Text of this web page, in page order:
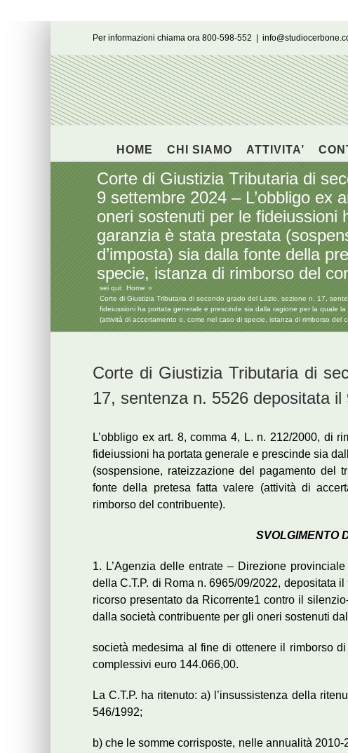
Per informazioni chiama ora 800-598-552
HOME CHI SIAMO ATTIVITA’
Corte di Giustizia Tributaria di
9 settembre 2024 – L’obbligo ex
oneri sostenuti per le fideiussioni
garanzia è stata prestata
d’imposta) sia dalla fonte della
specie, istanza di rimborso del
sei qui: Home
Corte di Giustizia Tributaria di secondo grado del Lazio, sezione n. 17,
fideiussioni ha portata generale e prescinde sia dalla ragione per la quale
(attività di accertamento o, come nel caso di specie, istanza di rimborso del
Corte di Giustizia Tributaria di
17, sentenza n. 5526 depositata
L’obbligo ex art. 8, comma 4, L. n. 212/2000, di
fideiussioni ha portata generale e prescinde sia
(sospensione, rateizzazione del pagamento del
fonte della pretesa fatta valere (attività di
rimborso del contribuente).
SVOLGIMENTO
1. L’Agenzia delle entrate – Direzione
della C.T.P. di Roma n. 6965/09/2022, depositata
ricorso presentato da Ricorrente1 contro il
dalla società contribuente per gli oneri sostenuti
società medesima al fine di ottenere il rimborso
complessivi euro 144.066,00.
La C.T.P. ha ritenuto: a) l’insussistenza della
546/1992;
b) che le somme corrisposte, nelle annualità